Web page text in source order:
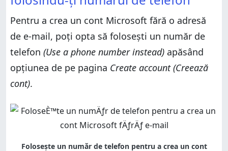
Pentru a crea un cont Microsoft fără o adresă
de e-mail, poți opta să folosești un număr de
telefon (Use a phone number instead) apăsând
opțiunea de pe pagina Create account (Creează
cont).